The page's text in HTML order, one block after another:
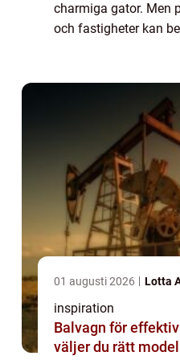
charmiga gator. Men
och fastigheter kan
01 augusti 2026 Lotta
inspiration
Balvagn för
väljer du rätt modell